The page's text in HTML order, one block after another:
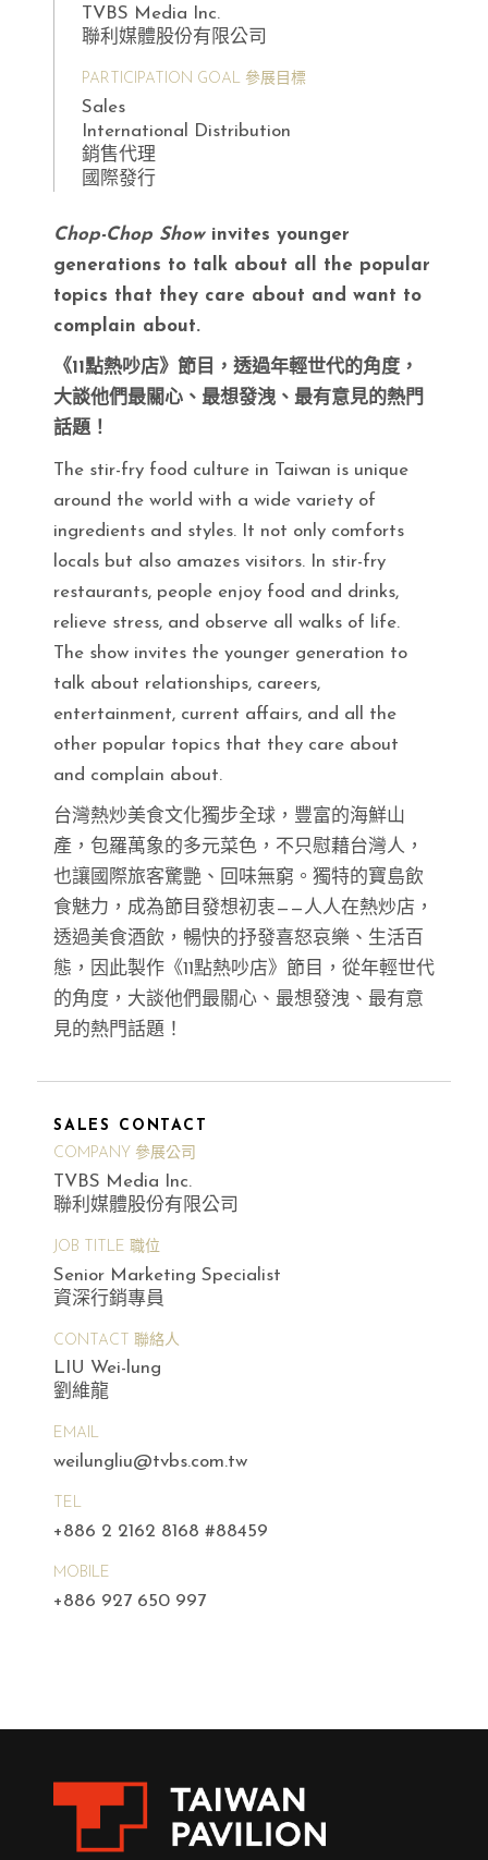
TVBS Media Inc.
聯利媒體股份有限公司
PARTICIPATION GOAL 參展目標
Sales
International Distribution
銷售代理
國際發行
Chop-Chop Showinvites younger
generations to talk about all the popular
topics that they care about and want to
complain about.
《11點熱吵店》節目，透過年輕世代的角度，
大談他們最關心、最想發洩、最有意見的熱門
話題！
The stir-fry food culture in Taiwan is unique
around the world with a wide variety of
ingredients and styles. It not only comforts
locals but also amazes visitors. In stir-fry
restaurants, people enjoy food and drinks,
relieve stress, and observe all walks of life.
The show invites the younger generation to
talk about relationships, careers,
entertainment, current affairs, and all the
other popular topics that they care about
and complain about.
台灣熱炒美食文化獨步全球，豐富的海鮮山
產，包羅萬象的多元菜色，不只慰藉台灣人，
也讓國際旅客驚艷、回味無窮。獨特的寶島飲
食魅力，成為節目發想初衷——人人在熱炒店，
透過美食酒飲，暢快的抒發喜怒哀樂、生活百
態，因此製作《11點熱吵店》節目，從年輕世代
的角度，大談他們最關心、最想發洩、最有意
見的熱門話題！
SALES CONTACT
COMPANY 參展公司
TVBS Media Inc.
聯利媒體股份有限公司
JOB TITLE 職位
Senior Marketing Specialist
資深行銷專員
CONTACT 聯絡人
LIU Wei-lung
劉維龍
EMAIL
weilungliu@tvbs.com.tw
TEL
+886 2 2162 8168 #88459
MOBILE
+886 927 650 997